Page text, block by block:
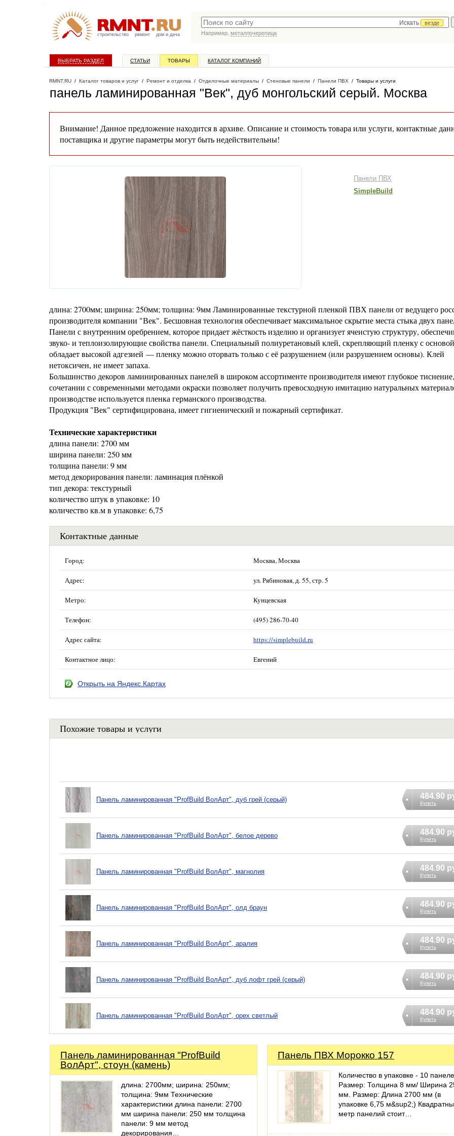
строительство ремонт дом и дача
Искать
везде
Например, металлочерепица
ВЫБРАТЬ РАЗДЕЛ СТАТЬИ ТОВАРЫ КАТАЛОГ КОМПАНИЙ
RMNT.RU / Каталог товаров и услуг / Ремонт и отделка / Отделочные материалы / Стеновые панели / Панели ПВХ / Товары и услуги
панель ламинированная "Век", дуб монгольский серый. Москва
Внимание! Данное предложение находится в архиве. Описание и стоимость товара или услуги, контактные
поставщика и другие параметры могут быть недействительны!
Панели ПВХ
SimpleBuild
длина: 2700мм; ширина: 250мм; толщина: 9мм Ламинированные текстурной пленкой ПВХ панели от ведущего
производителя компании "Век". Бесшовная технология обеспечивает максимальное скрытие места стыка двух
Панели с внутренним оребрением, которое придает жёсткость изделию и организует ячеистую структуру,
звуко- и теплоизолирующие свойства панели. Специальный полиуретановый клей, скрепляющий пленку с
обладает высокой адгезией — пленку можно оторвать только с её разрушением (или разрушением основы). Клей
нетоксичен, не имеет запаха.
Большинство декоров ламинированных панелей в широком ассортименте производителя имеют глубокое
сочетании с современными методами окраски позволяет получить превосходную имитацию натуральных
производстве используется пленка германского производства.
Продукция "Век" сертифицирована, имеет гигиенический и пожарный сертификат.
Технические характеристики
длина панели: 2700 мм
ширина панели: 250 мм
толщина панели: 9 мм
метод декорирования панели: ламинация плёнкой
тип декора: текстурный
количество штук в упаковке: 10
количество кв.м в упаковке: 6,75
Контактные данные
Город: Москва, Москва
Адрес: ул. Рябиновая, д. 55, стр. 5
Метро: Кунцевская
Телефон: (495) 286-70-40
Адрес сайта: https://simplebuild.ru
Контактное лицо: Евгений
Открыть на Яндекс.Картах
Похожие товары и услуги
Панель ламинированная "ProfBuild ВолАрт", дуб грей (серый) 484.90
Купить
Панель ламинированная "ProfBuild ВолАрт", белое дерево 484.90
Купить
Панель ламинированная "ProfBuild ВолАрт", магнолия 484.90
Купить
Панель ламинированная "ProfBuild ВолАрт", олд браун 484.90
Купить
Панель ламинированная "ProfBuild ВолАрт", аралия 484.90
Купить
Панель ламинированная "ProfBuild ВолАрт", дуб лофт грей (серый) 484.90
Купить
Панель ламинированная "ProfBuild ВолАрт", орех светлый 484.90
Купить
Панель ламинированная "ProfBuild
ВолАрт", стоун (камень)
длина: 2700мм; ширина: 250мм;
толщина: 9мм Технические
характеристики длина панели: 2700
мм ширина панели: 250 мм толщина
панели: 9 мм метод
декорирования…
Панель ПВХ Морокко 157
Количество в упаковке - 10
Размер: Толщина 8 мм/ Ширина
мм. Размер: Длина 2700 мм (в
упаковке 6,75 м&sup2;)
метр панелий стоит…